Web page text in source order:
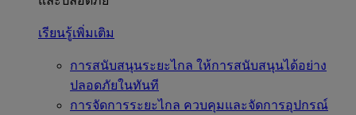
เรียนรู้เพิ่มเติม
การสนับสนุนระยะไกล ให้การสนับสนุนได้อย่าง
ปลอดภัยในทันที
การจัดการระยะไกล ควบคุมและจัดการอุปกรณ์